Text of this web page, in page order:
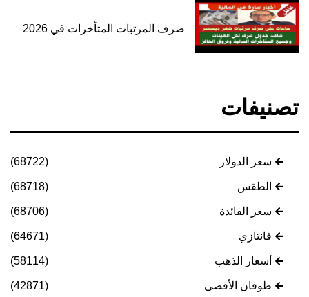
صرف المرتبات المتأخرات في 2026
تصنيفات
سعر الدولار (68722)
الطقس (68718)
سعر الفائدة (68706)
فانتازي (64671)
أسعار الذهب (58114)
طوفان الأقصى (42871)